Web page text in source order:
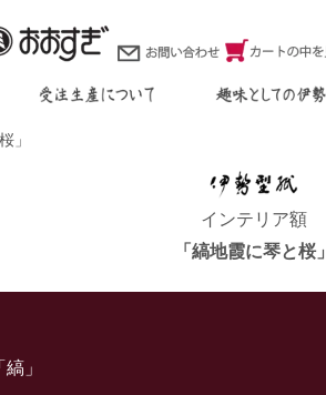
」
インテリア額
「縞地霞に琴と桜」
」